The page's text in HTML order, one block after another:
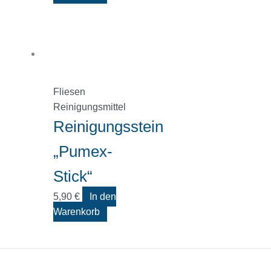
Fliesen
Reinigungsmittel
Reinigungsstein
„Pumex-
Stick“
5,90 €
In den
Warenkorb